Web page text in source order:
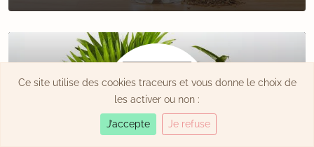
Ce site utilise des cookies traceurs et vous donne le choix de
les activer ou non :
J’accepte Je refuse